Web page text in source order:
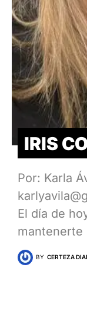
IRIS
Por: Karla
El día de
BY CERTEZA